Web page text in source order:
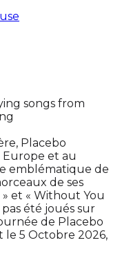
songs from
Placebo
et au
emblématique de
de ses
et « Without You
été joués sur
de Placebo
le 5 Octobre 2026,